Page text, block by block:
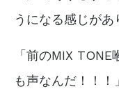
うになる感じがあ
「前のMIX
も声なんだ！！